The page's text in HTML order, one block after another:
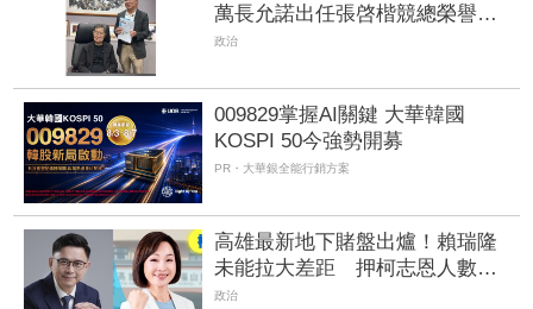
萬長允諾出任張啓楷競總榮譽主
委
政治
009829掌握AI關鍵 大華韓國
KOSPI 50今強勢開募
PR・大華銀全能行銷方案
高雄最新地下賭盤出爐！賴瑞隆
未能拉大差距 押柯志恩人數
增、翻盤仍有變數
政治